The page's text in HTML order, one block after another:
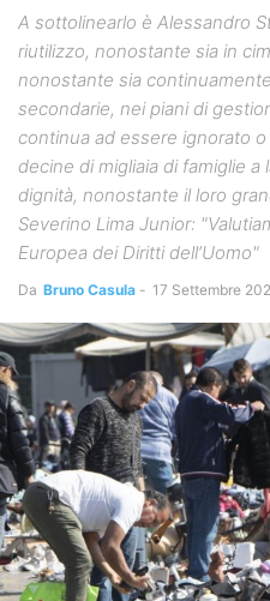
A sottolinearlo è Alessandro
riutilizzo, nonostante sia in
nonostante sia
secondarie, nei piani di
continua ad essere ignorato
decine di migliaia di famiglie
dignità, nonostante il loro
Severino Lima Junior:
Europea dei Diritti dell’Uomo"
Da Bruno Casula - 17 Settembre